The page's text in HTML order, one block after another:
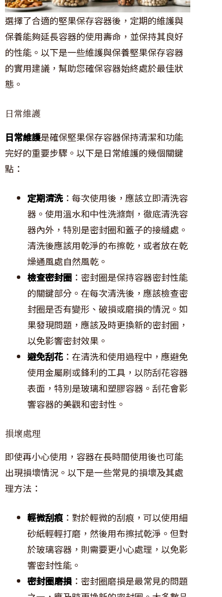
選擇了合適的堅果保存容器後，定期的維護與
保養能夠延長容器的使用壽命，並保持其良好
的性能。以下是一些維護與保養堅果保存容器
的實用建議，幫助您確保容器始終處於最佳狀
態。
日常維護
日常維護是確保堅果保存容器保持清潔和功能
完好的重要步驟。以下是日常維護的幾個關鍵
點：
定期清洗 ：每次使用後，應該立即清洗容
器。使用溫水和中性洗滌劑，徹底清洗容
器內外，特別是密封圈和蓋子的接縫處。
清洗後應該用乾淨的布擦乾，或者放在乾
燥通風處自然風乾。
檢查密封圈 ：密封圈是保持容器密封性能
的關鍵部分。在每次清洗後，應該檢查密
封圈是否有變形、破損或磨損的情況。如
果發現問題，應該及時更換新的密封圈，
以免影響密封效果。
避免刮花：在清洗和使用過程中，應避免
使用金屬刷或鋒利的工具，以防刮花容器
表面，特別是玻璃和塑膠容器。刮花會影
響容器的美觀和密封性。
損壞處理
即使再小心使用，容器在長時間使用後也可能
出現損壞情況。以下是一些常見的損壞及其處
理方法：
輕微刮痕 ：對於輕微的刮痕，可以使用細
砂紙輕輕打磨，然後用布擦拭乾淨。但對
於玻璃容器，則需要更小心處理，以免影
響密封性能。
密封圈磨損 ：密封圈磨損是最常見的問題